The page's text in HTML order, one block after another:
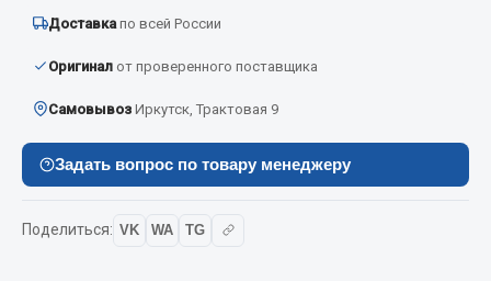
Весь раздел
Смазочные материалы
Доставка по всей России
Оригинал от проверенного поставщика
Самовывоз Иркутск, Трактовая 9
Задать вопрос по товару менеджеру
Поделиться: VK WA TG